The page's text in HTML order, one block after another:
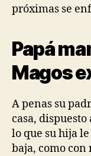
próximas se
Papá
Magos
A penas su
casa,
lo que su hija
baja, como